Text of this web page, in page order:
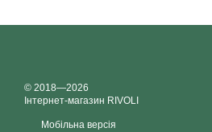
© 2018—2026
Інтернет-магазин RIVOLI
Мобільна версія